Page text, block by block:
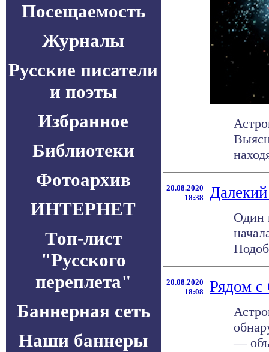
Посещаемость
Журналы
Русские писатели
и поэты
Избранное
Библиотеки
Фотоархив
ИНТЕРНЕТ
Топ-лист
"Русского
переплета"
Баннерная сеть
Наши баннеры
20.08.2020
18:38
Один
20.08.2020
18:08
Рядом с
—